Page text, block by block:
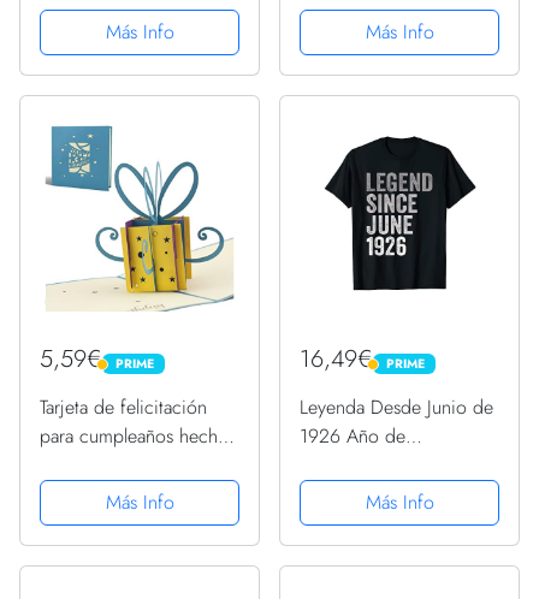
3D con texto en
inglés"Happy birthday"
Más Info
Más Info
5,59€ PRIME
PRIME
Tarjeta de felicitación
para cumpleaños hecho
3D paquete regalo
pequeño, azul, texto en
inglés, G02
Más Info
16,49€ PRIME
PRIME
Leyenda Desde Junio de
1926 Año de
Más Info